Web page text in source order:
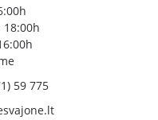
18:00h
59 775